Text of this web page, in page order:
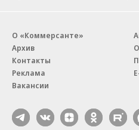
О «Коммерсанте»
Архив
Контакты
Реклама
Вакансии